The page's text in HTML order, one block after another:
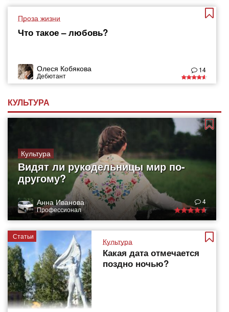
Проза жизни
Что такое – любовь?
Олеся Кобякова
Дебютант
14
КУЛЬТУРА
Культура
Видят ли рукодельницы мир по-
другому?
Анна Иванова
Профессионал
4
Статьи
Культура
Какая дата отмечается
поздно ночью?